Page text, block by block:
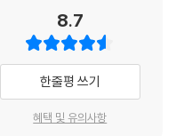
이고 예측 불가하며 아주 위험
반복되거나 복제될 수 없어.
중한 거야.
도 화가 아주 많이 났다는 걸
인’이라는 의혹을 받는다. 특
은, 부모와 자식, 친구, 연인
유일무이한 유대이자 맹목적
8.7
한줄평 쓰기
혜택 및 유의사항